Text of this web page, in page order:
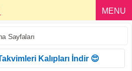
MENU
Sayfaları
Kalıpları İndir 😍